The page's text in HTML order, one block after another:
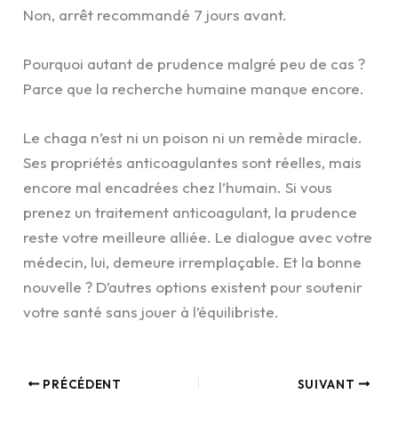
Non, arrêt recommandé 7 jours avant.
Pourquoi autant de prudence malgré peu de cas ?
Parce que la recherche humaine manque encore.
Le chaga n’est ni un poison ni un remède miracle.
Ses propriétés anticoagulantes sont réelles, mais
encore mal encadrées chez l’humain. Si vous
prenez un traitement anticoagulant, la prudence
reste votre meilleure alliée. Le dialogue avec votre
médecin, lui, demeure irremplaçable. Et la bonne
nouvelle ? D’autres options existent pour soutenir
votre santé sans jouer à l’équilibriste.
PRÉCÉDENT SUIVANT